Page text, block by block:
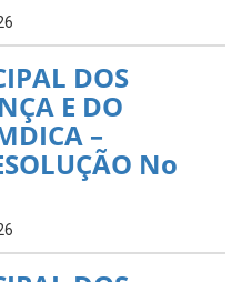
DOS
E DO
–
No